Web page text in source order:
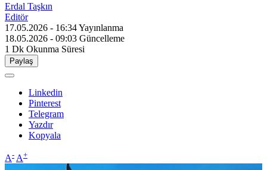
Erdal Taşkın
Editör
17.05.2026 - 16:34Yayınlanma
18.05.2026 - 09:03 Güncelleme
1 Dk Okunma Süresi
Paylaş
Linkedin
Pinterest
Telegram
Yazdır
Kopyala
A- A+